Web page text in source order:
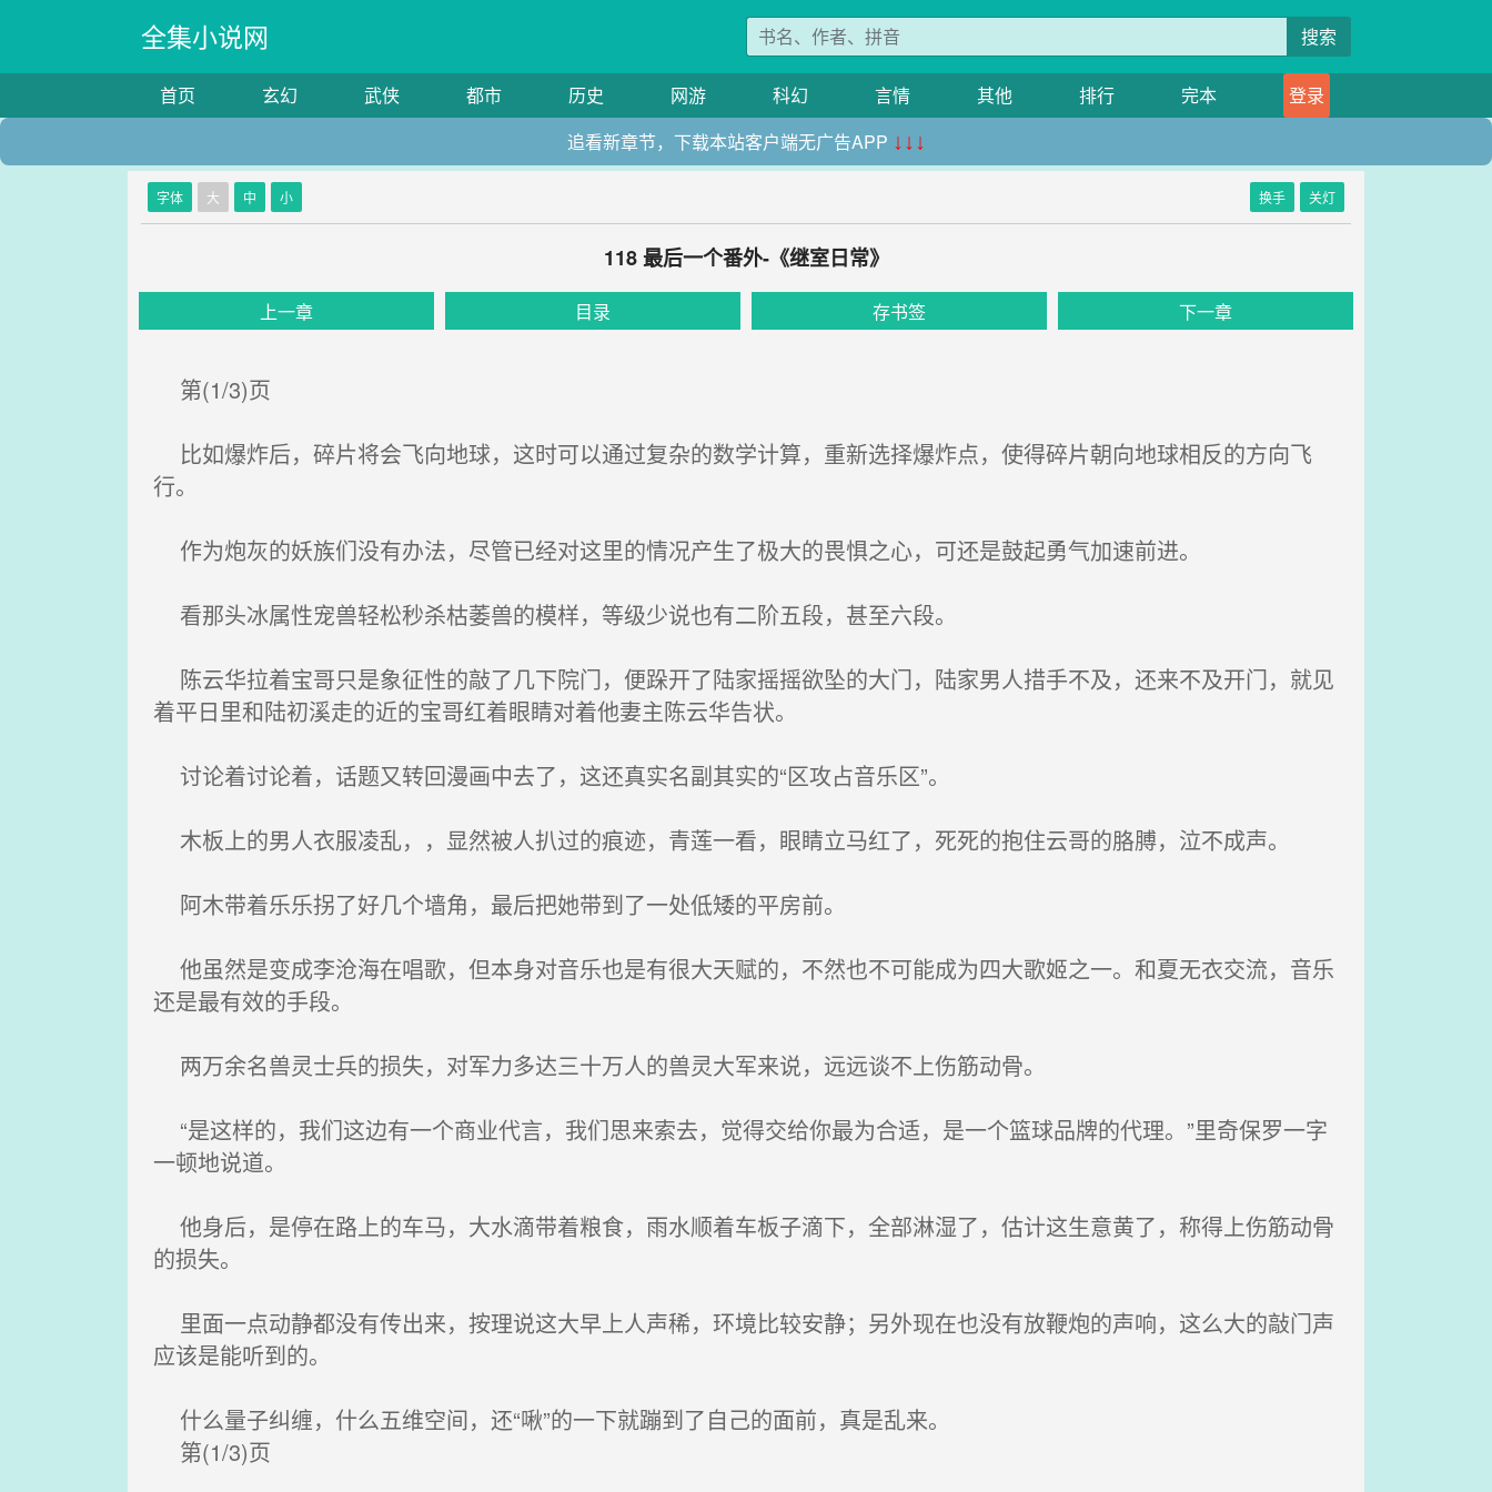
全集小说网 搜索
首页 玄幻 武侠 都市 历史 网游 科幻 言情 其他 排行 完本
登录
追看新章节，下载本站客户端无广告APP ↓↓↓
字体 大 中 小 换手 关灯
118 最后一个番外-《继室日常》
上一章 目录 存书签 下一章
第(1/3)页
比如爆炸后，碎片将会飞向地球，这时可以通过复杂的数学计算，重新选择爆炸点，使得碎片朝向地球相反的方向飞
行。
作为炮灰的妖族们没有办法，尽管已经对这里的情况产生了极大的畏惧之心，可还是鼓起勇气加速前进。
看那头冰属性宠兽轻松秒杀枯萎兽的模样，等级少说也有二阶五段，甚至六段。
陈云华拉着宝哥只是象征性的敲了几下院门，便跺开了陆家摇摇欲坠的大门，陆家男人措手不及，还来不及开门，就见
着平日里和陆初溪走的近的宝哥红着眼睛对着他妻主陈云华告状。
讨论着讨论着，话题又转回漫画中去了，这还真实名副其实的“区攻占音乐区”。
木板上的男人衣服凌乱，，显然被人扒过的痕迹，青莲一看，眼睛立马红了，死死的抱住云哥的胳膊，泣不成声。
阿木带着乐乐拐了好几个墙角，最后把她带到了一处低矮的平房前。
他虽然是变成李沧海在唱歌，但本身对音乐也是有很大天赋的，不然也不可能成为四大歌姬之一。和夏无衣交流，音乐
还是最有效的手段。
两万余名兽灵士兵的损失，对军力多达三十万人的兽灵大军来说，远远谈不上伤筋动骨。
“是这样的，我们这边有一个商业代言，我们思来索去，觉得交给你最为合适，是一个篮球品牌的代理。”里奇保罗一字
一顿地说道。
他身后，是停在路上的车马，大水滴带着粮食，雨水顺着车板子滴下，全部淋湿了，估计这生意黄了，称得上伤筋动骨
的损失。
里面一点动静都没有传出来，按理说这大早上人声稀，环境比较安静；另外现在也没有放鞭炮的声响，这么大的敲门声
应该是能听到的。
什么量子纠缠，什么五维空间，还“啾”的一下就蹦到了自己的面前，真是乱来。
第(1/3)页